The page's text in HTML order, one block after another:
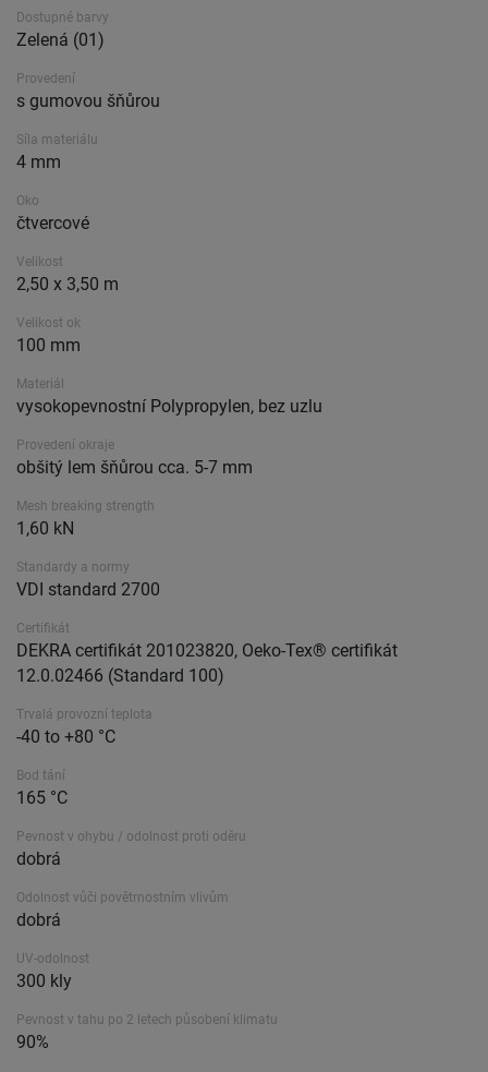
Dostupné barvy
Zelená (01)
Provedení
s gumovou šňůrou
Síla materiálu
4 mm
Oko
čtvercové
Velikost
2,50 x 3,50 m
Velikost ok
100 mm
Materiál
vysokopevnostní Polypropylen, bez uzlu
Provedení okraje
obšitý lem šňůrou cca. 5-7 mm
Mesh breaking strength
1,60 kN
Standardy a normy
VDI standard 2700
Certifikát
DEKRA certifikát 201023820, Oeko-Tex® certifikát
12.0.02466 (Standard 100)
Trvalá provozní teplota
-40 to +80 °C
Bod tání
165 °C
Pevnost v ohybu / odolnost proti oděru
dobrá
Odolnost vůči povětrnostním vlivům
dobrá
UV-odolnost
300 kly
Pevnost v tahu po 2 letech působení klimatu
90%